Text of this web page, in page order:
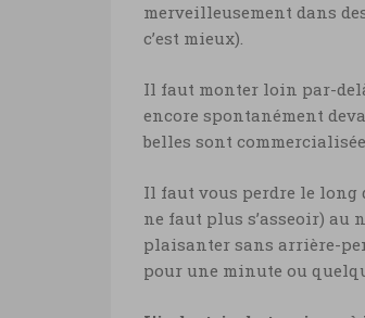
merveilleusement dans
c’est mieux).
Il faut monter loin par-
encore spontanément
belles sont
Il faut vous perdre le long
ne faut plus s’asseoir) au
plaisanter sans arrière-
pour une minute ou